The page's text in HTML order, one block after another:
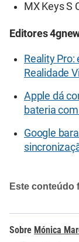
MX Keys S
Editores
Reality
Realidade
Apple dá
bateria
Google
Este conteúdo
Este
Mónica